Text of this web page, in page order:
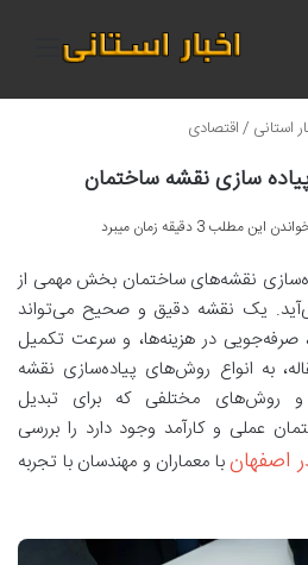
استانی /اقتصادی
سازی نقشه ساختمان
این مطلب 3 دقیقه زمان میبرد
نقشه‌های ساختمان بخش مهمی از
یک نقشه دقیق و صحیح می‌تواند
صرفه‌جویی در هزینه‌ها، و سرعت تکمیل
به انواع روش‌های پیاده‌سازی نقشه
روش‌های مختلفی که برای تبدیل
عملی و کارآمد وجود دارد را بررسی
اصفهانبا معماران و مهندسان با تجربه